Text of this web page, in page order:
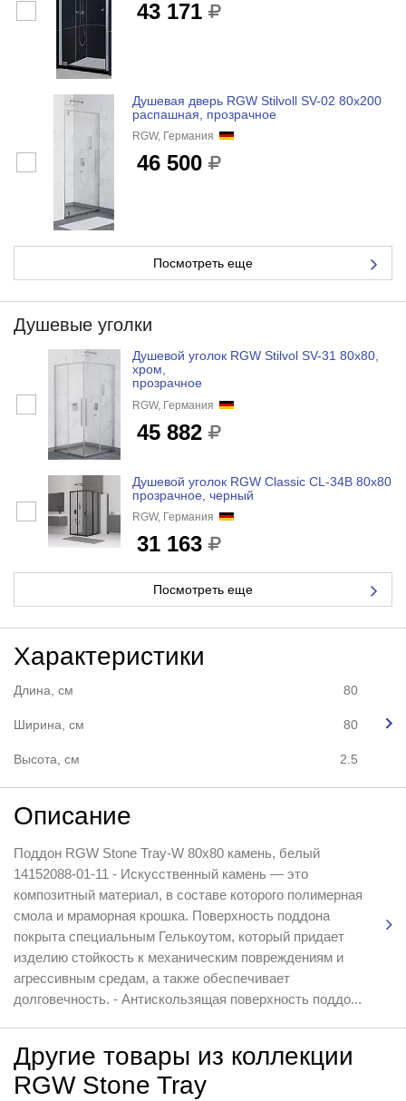
43 171
Душевая дверь RGW Stilvoll SV-02 80x200
распашная, прозрачное
RGW, Германия
46 500
Посмотреть еще
Душевые уголки
Душевой уголок RGW Stilvol SV-31 80x80,
хром,
прозрачное
RGW, Германия
45 882
Душевой уголок RGW Classic CL-34B 80x80
прозрачное, черный
RGW, Германия
31 163
Посмотреть еще
Характеристики
Длина, см 80
Ширина, см 80
Высота, см 2.5
Описание
Поддон RGW Stone Tray-W 80x80 камень, белый
14152088-01-11 - Искусственный камень — это
композитный материал, в составе которого полимерная
смола и мраморная крошка. Поверхность поддона
покрыта специальным Гелькоутом, который придает
изделию стойкость к механическим повреждениям и
агрессивным средам, а также обеспечивает
долговечность. - Антискользящая поверхность поддо...
Другие товары из коллекции
RGW Stone Tray